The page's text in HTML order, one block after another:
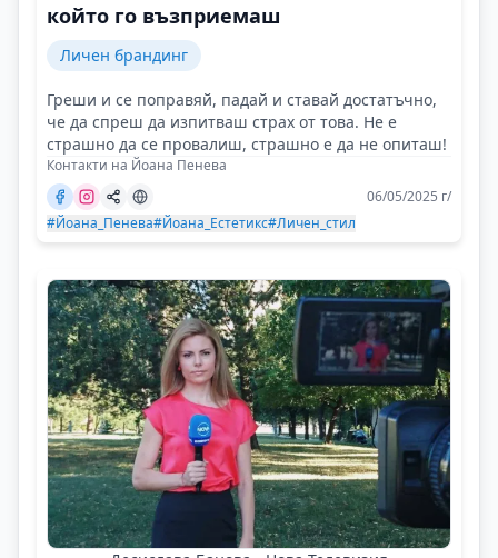
който го възприемаш
Личен брандинг
Греши и се поправяй, падай и ставай достатъчно,
че да спреш да изпитваш страх от това. Не е
страшно да се провалиш, страшно е да не опиташ!
Контакти на Йоана Пенева
06/05/2025 г/
#Йоана_Пенева#Йоана_Естетикс#Личен_стил